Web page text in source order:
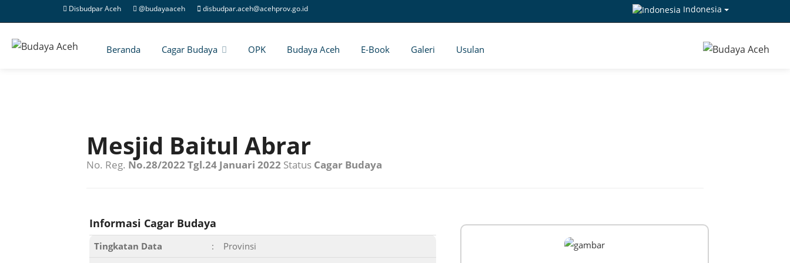
Disbudpar Aceh @budayaaceh disbudpar.aceh@acehprov.go.id Indonesia
Beranda Cagar Budaya OPK Budaya Aceh E-Book Galeri Usulan
Mesjid Baitul Abrar
No. Reg. No.28/2022 Tgl.24 Januari 2022 Status Cagar Budaya
Informasi Cagar Budaya
Tingkatan Data :
Provinsi